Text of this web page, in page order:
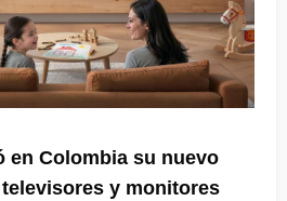
en Colombia su nuevo
y monitores